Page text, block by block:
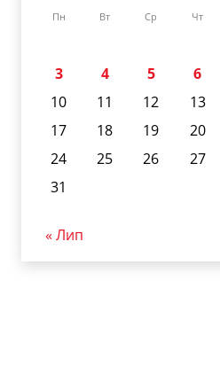
Пн Вт Ср Чт
3
4 5 6
10
11 12 13
17
18 19 20
24
25 26 27
31
« Лип